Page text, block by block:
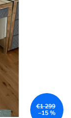
€1 299
–15 %